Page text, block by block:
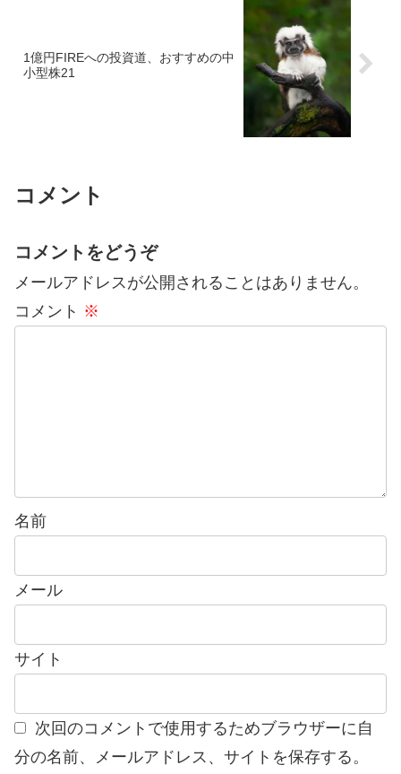
1億円FIREへの投資道、おすすめの中
小型株21
コメント
コメントをどうぞ
メールアドレスが公開されることはありません。
コメント ※
名前
メール
サイト
次回のコメントで使用するためブラウザーに自
分の名前、メールアドレス、サイトを保存する。